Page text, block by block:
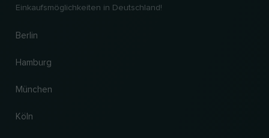
Einkaufsmöglichkeiten in Deutschland!
Berlin
Hamburg
München
Köln